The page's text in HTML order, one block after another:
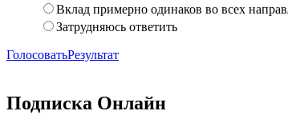
Вклад примерно одинаков во всех
Затрудняюсь ответить
ГолосоватьРезультат
Подписка Онлайн